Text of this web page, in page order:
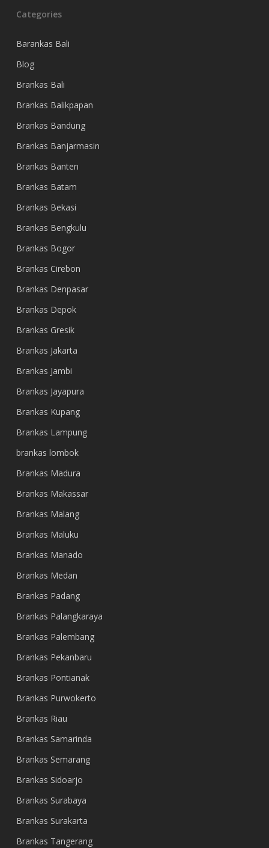
Categories
Barankas Bali
Blog
Brankas Bali
Brankas Balikpapan
Brankas Bandung
Brankas Banjarmasin
Brankas Banten
Brankas Batam
Brankas Bekasi
Brankas Bengkulu
Brankas Bogor
Brankas Cirebon
Brankas Denpasar
Brankas Depok
Brankas Gresik
Brankas Jakarta
Brankas Jambi
Brankas Jayapura
Brankas Kupang
Brankas Lampung
brankas lombok
Brankas Madura
Brankas Makassar
Brankas Malang
Brankas Maluku
Brankas Manado
Brankas Medan
Brankas Padang
Brankas Palangkaraya
Brankas Palembang
Brankas Pekanbaru
Brankas Pontianak
Brankas Purwokerto
Brankas Riau
Brankas Samarinda
Brankas Semarang
Brankas Sidoarjo
Brankas Surabaya
Brankas Surakarta
Brankas Tangerang